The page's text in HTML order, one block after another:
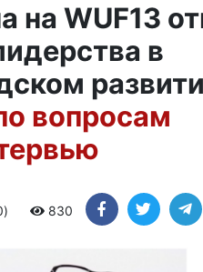
на WUF13
в
вопросам
830